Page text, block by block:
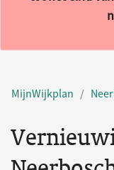
MijnWijkplan